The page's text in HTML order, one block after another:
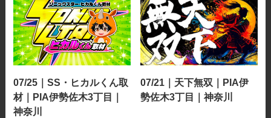
07/25｜SS・ヒカルくん取
材｜PIA伊勢佐木3丁目｜
神奈川
07/21｜天下無双｜PIA伊
勢佐木3丁目｜神奈川